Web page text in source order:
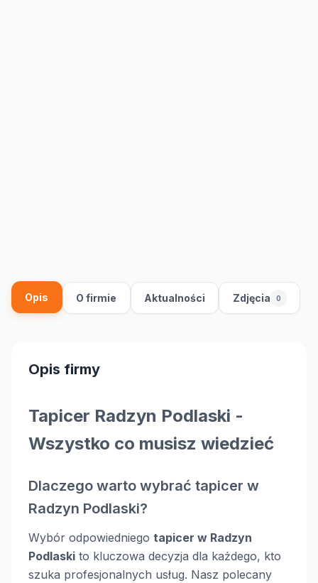
Opis O firmie Aktualności Zdjęcia 0
Opis firmy
Tapicer Radzyn Podlaski -
Wszystko co musisz wiedzieć
Dlaczego warto wybrać tapicer w
Radzyn Podlaski?
Wybór odpowiedniego tapicer w Radzyn
Podlaski to kluczowa decyzja dla każdego, kto
szuka profesjonalnych usług. Nasz polecany